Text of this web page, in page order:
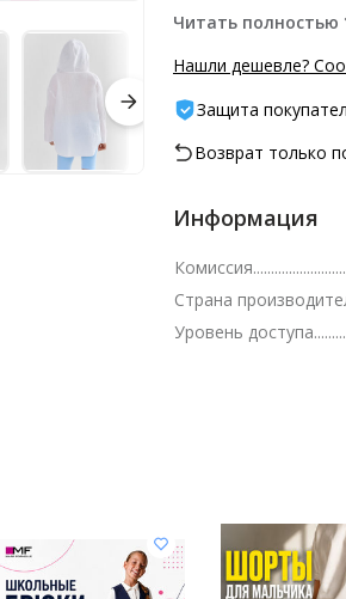
изделия и рукавов
Читать полностью
Нашли дешевле?
Защита
Возврат только
Информация
Комиссия
Страна
Уровень доступа